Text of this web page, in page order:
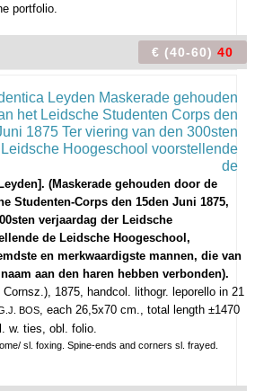
portfolio.
€ (40-60) 40
(Maskerade gehouden door de
Studenten-Corps den 15den Juni 1875,
verjaardag der Leidsche
de Leidsche Hoogeschool,
en merkwaardigste mannen, die van
aan den haren hebben verbonden).
1875, handcol. lithogr. leporello in 21
BOS, each 26,5x70 cm., total length ±1470
w. ties, obl. folio.
sl. foxing. Spine-ends and corners sl. frayed.